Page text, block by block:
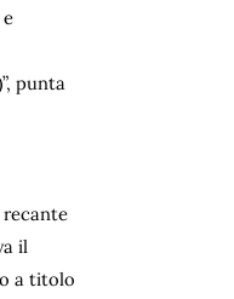
punta
recante
il
a titolo